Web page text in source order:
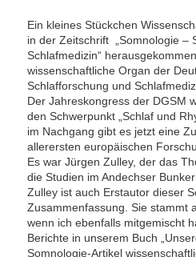
Ein kleines Stückchen
in der Zeitschrift „Somnologie –
Schlafmedizin“
wissenschaftliche Organ der
Schlafforschung und
Der Jahreskongress der DGSM
den Schwerpunkt „Schlaf und
im Nachgang gibt es jetzt eine
allerersten europäischen
Es war Jürgen Zulley, der das
die Studien im Andechser
Zulley ist auch Erstautor dieser
Zusammenfassung. Sie stammt
wenn ich ebenfalls mitgemischt
Berichte in unserem Buch
Somnologie-Artikel